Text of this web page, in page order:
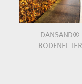
DANSAND®
BODENFILTER